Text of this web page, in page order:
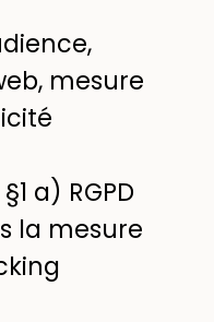
mesure
a) RGPD
la mesure